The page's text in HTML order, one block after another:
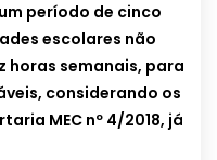
período de cinco
escolares não
horas semanais, para
considerando os
MEC nº 4/2018, já